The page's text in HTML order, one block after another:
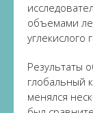
объемами
углекислого
Результаты
глобальный
менялся